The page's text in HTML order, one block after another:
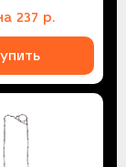
237 р.